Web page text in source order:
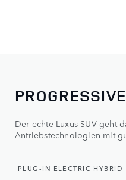
Der echte Luxus-SUV geht
Antriebstechnologien mit
PLUG-IN ELECTRIC HYBRID